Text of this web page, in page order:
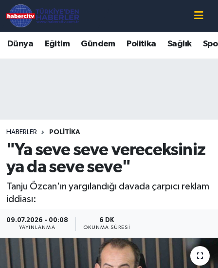
Dünya Eğitim Gündem Politika Sağlık
HABERLER POLITIKA
"Ya seve seve vereceksiniz
ya da seve seve"
Tanju Özcan'ın yargılandığı davada çarpıcı reklam
iddiası:
09.07.2026 - 00:08
YAYINLANMA
6 DK
OKUNMA SÜRESI
Süper Lig Puan Durumu ve Fikstür
Tüm Manşetler
Son Dakika Haberleri